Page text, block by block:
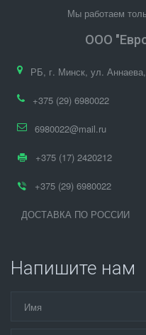
Мы
ООО
РБ, г. Минск, ул.
+375 (29) 6980022
6980022@mail.ru
+375 (17) 2420212
+375 (29) 6980022
ДОСТАВКА ПО РОССИИ
Напишите нам